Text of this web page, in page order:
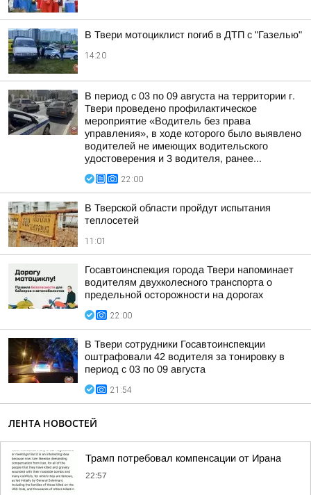
В Твери мотоциклист погиб в ДТП с "Газелью"
14:20
В период с 03 по 09 августа на территории г.
Твери проведено профилактическое
мероприятие «Водитель без права
управления», в ходе которого было выявлено
водителей не имеющих водительского
удостоверения и 3 водителя, ранее...
22:00
В Тверской области пройдут испытания
теплосетей
11:01
Госавтоинспекция города Твери напоминает
водителям двухколесного транспорта о
предельной осторожности на дорогах
22:00
В Твери сотрудники Госавтоинспекции
оштрафовали 42 водителя за тонировку в
период с 03 по 09 августа
21:54
ЛЕНТА НОВОСТЕЙ
Трамп потребовал компенсации от Ирана
22:57